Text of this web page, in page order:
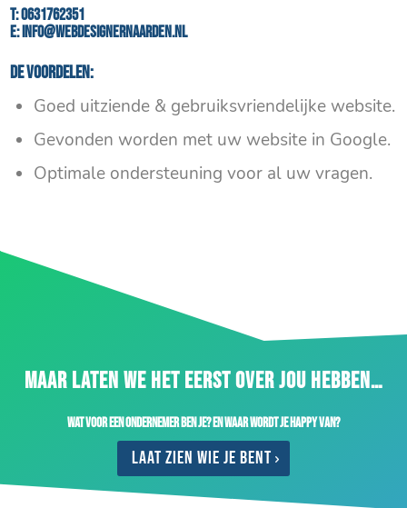
T:0631762351
E:info@webdesignernaarden.nl
De voordelen:
Goed uitziende & gebruiksvriendelijke website.
Gevonden worden met uw website in Google.
Optimale ondersteuning voor al uw vragen.
MAAR LATEN WE HET EERST OVER JOU HEBBEN…
Wat voor een ondernemer ben je? En waar wordt je happy van?
Laat zien wie je bent